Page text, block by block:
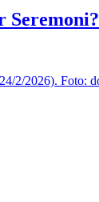
Seremoni?